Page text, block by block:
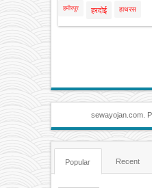
हमीरपुर हरदोई हाथरस
sewayojan.com.
Popular Recent